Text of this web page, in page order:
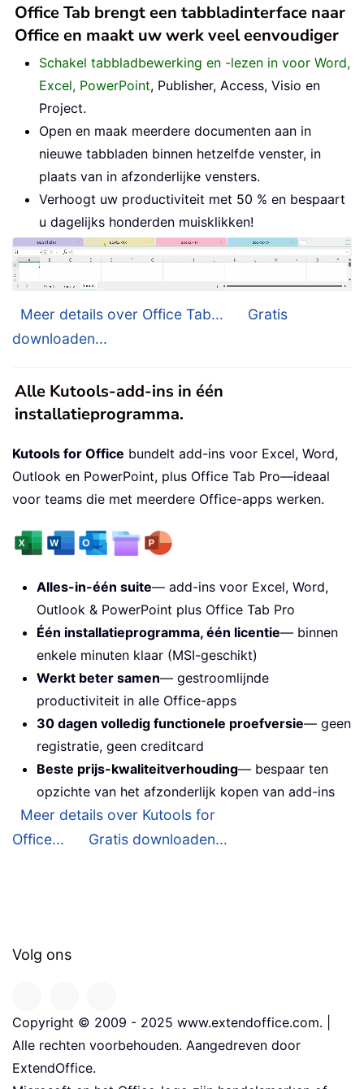
Office Tab brengt een tabbladinterface naar
Office en maakt uw werk veel eenvoudiger
Schakel tabbladbewerking en -lezen in voor Word,
Excel, PowerPoint, Publisher, Access, Visio en
Project.
Open en maak meerdere documenten aan in
nieuwe tabbladen binnen hetzelfde venster, in
plaats van in afzonderlijke vensters.
Verhoogt uw productiviteit met 50 % en bespaart
u dagelijks honderden muisklikken!
Meer details over Office Tab...
Gratis
downloaden...
Alle Kutools-add-ins in één
installatieprogramma.
Kutools for Office bundelt add-ins voor Excel, Word,
Outlook en PowerPoint, plus Office Tab Pro—ideaal
voor teams die met meerdere Office-apps werken.
Alles-in-één suite— add-ins voor Excel, Word,
Outlook & PowerPoint plus Office Tab Pro
Één installatieprogramma, één licentie— binnen
enkele minuten klaar (MSI-geschikt)
Werkt beter samen— gestroomlijnde
productiviteit in alle Office-apps
30 dagen volledig functionele proefversie— geen
registratie, geen creditcard
Beste prijs-kwaliteitverhouding— bespaar ten
opzichte van het afzonderlijk kopen van add-ins
Meer details over Kutools for
Office...
Gratis downloaden...
Volg ons
Copyright © 2009 - 2025 www.extendoffice.com. |
Alle rechten voorbehouden. Aangedreven door
ExtendOffice.